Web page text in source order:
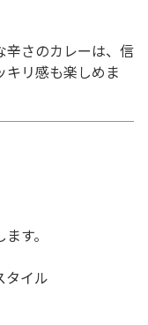
辛さのカレーは、信
リ感も楽しめま
ます。
タイル